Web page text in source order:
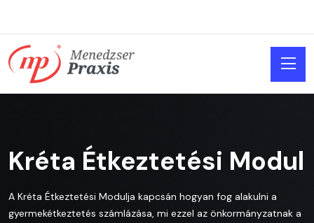
Kréta Étkeztetési Modul
A Kréta Étkeztetési Modulja kapcsán hogyan fog alakulni a
gyermekétkeztetés számlázása, mi ezzel az önkormányzatnak a